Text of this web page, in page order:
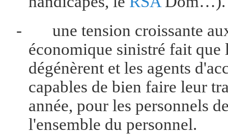
-
une tension croissante
économique sinistré fait que
dégénèrent et les agents
capables de bien faire leur
année, pour les personnels
l'ensemble du personnel.